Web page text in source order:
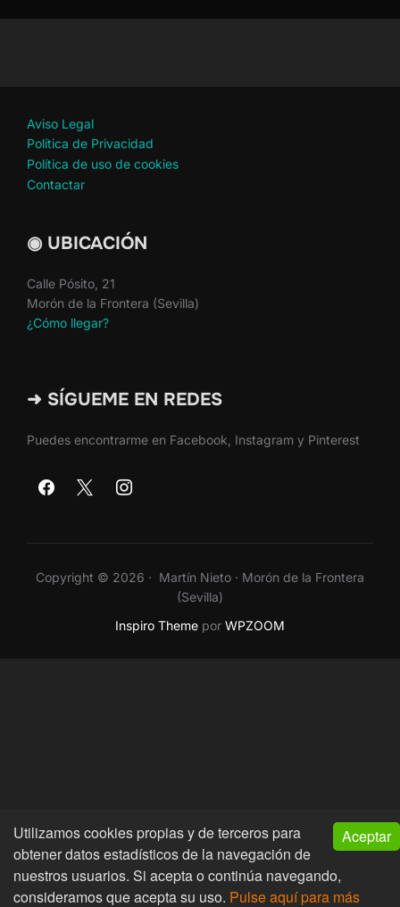
Aceptar
Utilizamos cookies propias y de terceros para
obtener datos estadísticos de la navegación de
nuestros usuarios. Si acepta o continúa navegando,
consideramos que acepta su uso. Pulse aquí para más
Aviso Legal
Política de Privacidad
Política de uso de cookies
Contactar
◉ UBICACIÓN
Calle Pósito, 21
Morón de la Frontera (Sevilla)
¿Cómo llegar?
➜ SÍGUEME EN REDES
Puedes encontrarme en Facebook, Instagram y Pinterest
Copyright © 2026 · Martín Nieto · Morón de la Frontera
(Sevilla)
Inspiro Theme por WPZOOM